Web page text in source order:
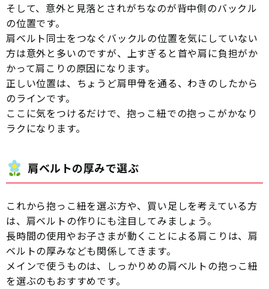
そして、意外と見落とされがちなのが背中側のバックル
の位置です。
肩ベルト同士をつなぐバックルの位置を気にしていない
方は意外と多いのですが、上すぎると首や肩に負担がか
かって肩こりの原因になります。
正しい位置は、ちょうど肩甲骨を通る、わきのしたから
のラインです。
ここに気をつけるだけで、抱っこ紐での抱っこがかなり
ラクになります。
肩ベルトの厚みで選ぶ
これから抱っこ紐を選ぶ方や、買い足しを考えている方
は、肩ベルトの作りにも注目してみましょう。
長時間の使用やお子さまが動くことによる肩こりは、肩
ベルトの厚みなども関係してきます。
メインで使うものは、しっかりめの肩ベルトの抱っこ紐
を選ぶのもおすすめです。